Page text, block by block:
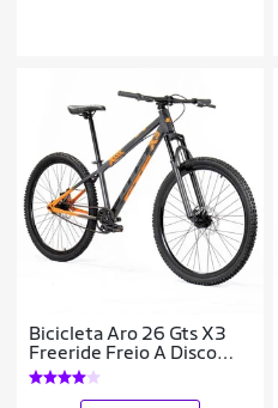
Bicicleta Aro 26 Gts X3
Freeride Freio A Disco
Coroa Unica